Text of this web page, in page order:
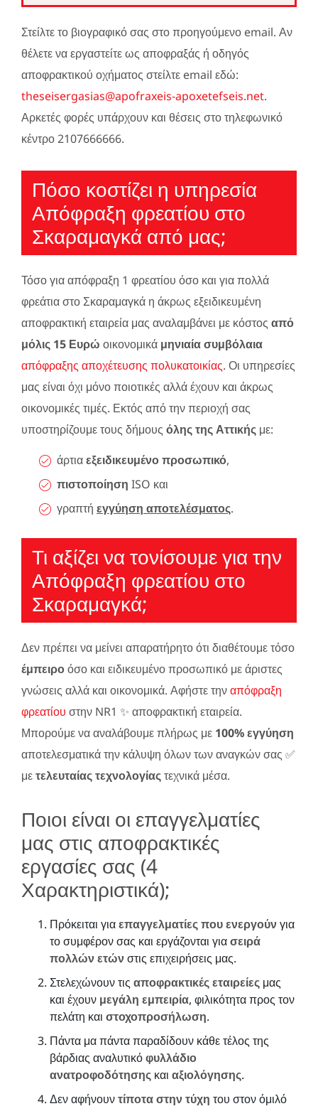
Στείλτε το βιογραφικό σας στο προηγούμενο email. Αν
θέλετε να εργαστείτε ως αποφραξάς ή οδηγός
αποφρακτικού οχήματος στείλτε email εδώ:
theseisergasias@apofraxeis-apoxetefseis.net.
Αρκετές φορές υπάρχουν και θέσεις στο τηλεφωνικό
κέντρο 2107666666.
Πόσο κοστίζει η υπηρεσία
Απόφραξη φρεατίου στο
Σκαραμαγκά από μας;
Τόσο για απόφραξη 1 φρεατίου όσο και για πολλά
φρεάτια στο Σκαραμαγκά η άκρως εξειδικευμένη
αποφρακτική εταιρεία μας αναλαμβάνει με κόστος από
μόλις 15 Ευρώ οικονομικά μηνιαία συμβόλαια
απόφραξης αποχέτευσης πολυκατοικίας. Οι υπηρεσίες
μας είναι όχι μόνο ποιοτικές αλλά έχουν και άκρως
οικονομικές τιμές. Εκτός από την περιοχή σας
υποστηρίζουμε τους δήμους όλης της Αττικής με:
άρτιαεξειδικευμένο προσωπικό,
πιστοποίηση ISO και
γραπτή εγγύηση αποτελέσματος.
Τι αξίζει να τονίσουμε για την
Απόφραξη φρεατίου στο
Σκαραμαγκά;
Δεν πρέπει να μείνει απαρατήρητο ότι διαθέτουμε τόσο
έμπειροόσο και ειδικευμένο προσωπικό με άριστες
γνώσεις αλλά και οικονομικά. Αφήστε τηναπόφραξη
φρεατίου στην NR1 ✨ αποφρακτική εταιρεία.
Μπορούμε να αναλάβουμε πλήρως με 100% εγγύηση
αποτελεσματικά την κάλυψη όλων των αναγκών σας ✅
μετελευταίας τεχνολογίαςτεχνικά μέσα.
Ποιοι είναι οι επαγγελματίες
μας στις αποφρακτικές
εργασίες σας (4
Χαρακτηριστικά);
Πρόκειται γιαεπαγγελματίες που ενεργούνγια
το συμφέρον σας και εργάζονται γιασειρά
πολλών ετώνστις επιχειρήσεις μας.
Στελεχώνουν τις αποφρακτικές εταιρείες μας
και έχουν μεγάλη εμπειρία, φιλικότητα προς τον
πελάτη και στοχοπροσήλωση.
Πάντα μα πάντα παραδίδουν κάθε τέλος της
βάρδιας αναλυτικόφυλλάδιο
ανατροφοδότησης και αξιολόγησης.
Δεν αφήνουντίποτα στην τύχη του στον όμιλό